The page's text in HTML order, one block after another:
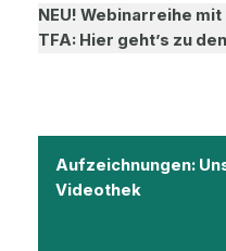
NEU! Webinarreihe
TFA: Hier geht’s zu den
Aufzeichnungen:
Videothek